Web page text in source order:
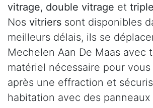
vitrage, double vitrage et
Nos vitriers sont disponibles
meilleurs délais, ils se
Mechelen Aan De Maas avec
matériel nécessaire pour
après une effraction et
habitation avec des